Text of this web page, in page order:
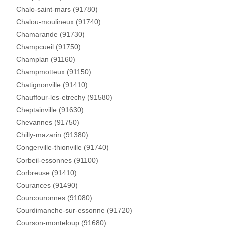
Chalo-saint-mars (91780)
Chalou-moulineux (91740)
Chamarande (91730)
Champcueil (91750)
Champlan (91160)
Champmotteux (91150)
Chatignonville (91410)
Chauffour-les-etrechy (91580)
Cheptainville (91630)
Chevannes (91750)
Chilly-mazarin (91380)
Congerville-thionville (91740)
Corbeil-essonnes (91100)
Corbreuse (91410)
Courances (91490)
Courcouronnes (91080)
Courdimanche-sur-essonne (91720)
Courson-monteloup (91680)